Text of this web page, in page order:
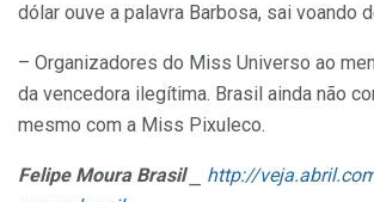
dólar ouve a palavra Barbosa, sai voando
– Organizadores do Miss Universo ao
da vencedora ilegítima. Brasil ainda não
mesmo com a Miss Pixuleco.
Felipe Moura Brasil⎯ http://